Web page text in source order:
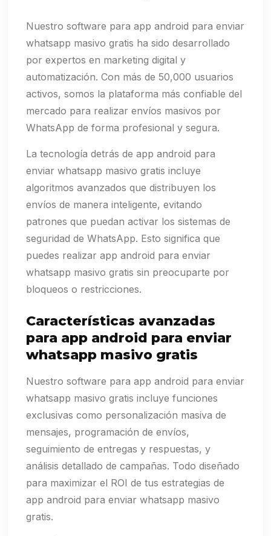
Nuestro software para app android para enviar
whatsapp masivo gratis ha sido desarrollado
por expertos en marketing digital y
automatización. Con más de 50,000 usuarios
activos, somos la plataforma más confiable del
mercado para realizar envíos masivos por
WhatsApp de forma profesional y segura.
La tecnología detrás de app android para
enviar whatsapp masivo gratis incluye
algoritmos avanzados que distribuyen los
envíos de manera inteligente, evitando
patrones que puedan activar los sistemas de
seguridad de WhatsApp. Esto significa que
puedes realizar app android para enviar
whatsapp masivo gratis sin preocuparte por
bloqueos o restricciones.
Características avanzadas
para app android para enviar
whatsapp masivo gratis
Nuestro software para app android para enviar
whatsapp masivo gratis incluye funciones
exclusivas como personalización masiva de
mensajes, programación de envíos,
seguimiento de entregas y respuestas, y
análisis detallado de campañas. Todo diseñado
para maximizar el ROI de tus estrategias de
app android para enviar whatsapp masivo
gratis.